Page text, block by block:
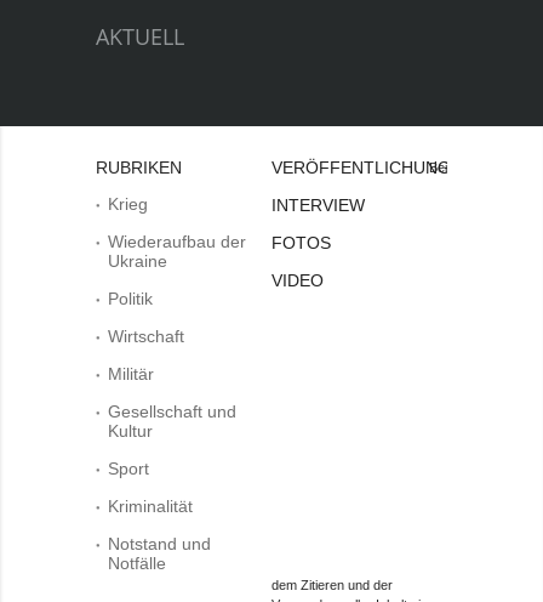
AKTUELL
RUBRIKEN
Krieg
Wiederaufbau der
Ukraine
Politik
Wirtschaft
Militär
Gesellschaft und
Kultur
Sport
Kriminalität
Notstand und
Notfälle
VERÖFFENTLICHUNGEN
INTERVIEW
FOTOS
VIDEO
Bei
dem Zitieren und der